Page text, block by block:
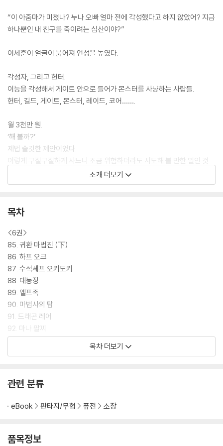
“이 아줌마가 미쳤나? 누나 오빠 얼마 전에 각성했다고 하지 않았어? 지금
하나뿐인 내 친구를 죽이려는 심산이야?”
이세훈이 얼굴이 붉어져 언성을 높였다.
각성자, 그리고 헌터.
이능을 각성해서 게이트 안으로 들어가 몬스터를 사냥하는 사람들.
헌터, 길드, 게이트, 몬스터, 레이드, 코어…….
월 3천만 원.
‘해 볼까?’
제법 솔깃한 제안이었다.
이렇게 구질구질하게 사느니 조금 위험하더라도 시도해 볼 만한 일인 것
누군가 그렇지 않았는가.
새로운 일을 시작하는 용기 속에 기적과 행운이 숨어 있다고.
소개 더보기
목차
<6권>
85. 귀환 마법진 (下)
86. 하프 오크
87. 수석셰프 오키도키
88. 대농장
89. 엘프족
90. 마법사의 탑
91. 드래곤 레어
92. 마나 팔찌
93. 드워프 구출 작전
목차 더보기
관련 분류
eBook 판타지/무협 퓨전 소장
품목정보